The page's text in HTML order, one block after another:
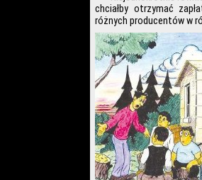
chciałby otrzymać
różnych producentów w